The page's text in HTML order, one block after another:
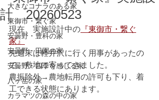
大きなコナラのある家
東御市・繋ぐ家
安曇野・豊科の家
安曇野・田園の家
安曇野・四季を感じる家
八ヶ岳の家
カラマツの森の中の家
計 20260523
現在、実施設計中の 『東御市・繋ぐ
家』
先週末は軽井沢に行く用事があったの
で、敷地に寄ってきました。
農振除外→農地転用の許可も下り、着
工できる状態にあります。